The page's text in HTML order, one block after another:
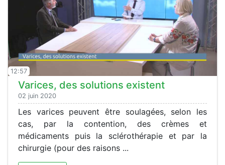
12:57
Varices, des solutions existent
02 juin 2020
Les varices peuvent être soulagées, selon les
cas, par la contention, des crèmes et
médicaments puis la sclérothérapie et par la
chirurgie (pour des raisons ...